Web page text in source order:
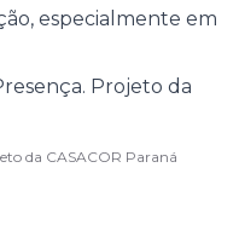
especialmente em
da CASACOR Paraná